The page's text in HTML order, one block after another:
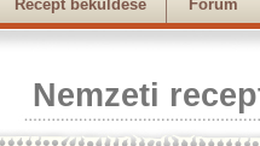
Recept beküldése Fórum
Nemzeti